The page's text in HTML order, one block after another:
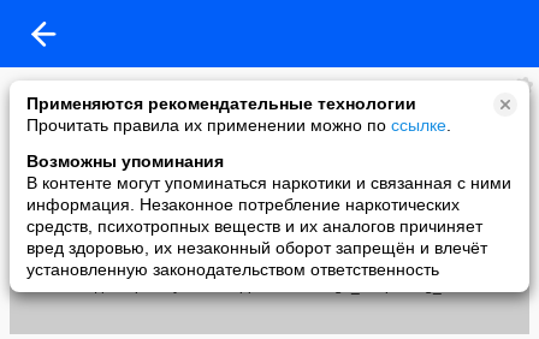
Применяются рекомендательные технологии
Прочитать правила их применении можно по ссылке
Возможны упоминания
В контенте могут упоминаться наркотики и связанная с ними
информация. Незаконное потребление наркотических
средств, психотропных веществ и их аналогов причиняет
вред здоровью, их незаконный оборот запрещён и влечёт
установленную законодательством ответственность
Ольга
added a photo
02 Sep в 12:52